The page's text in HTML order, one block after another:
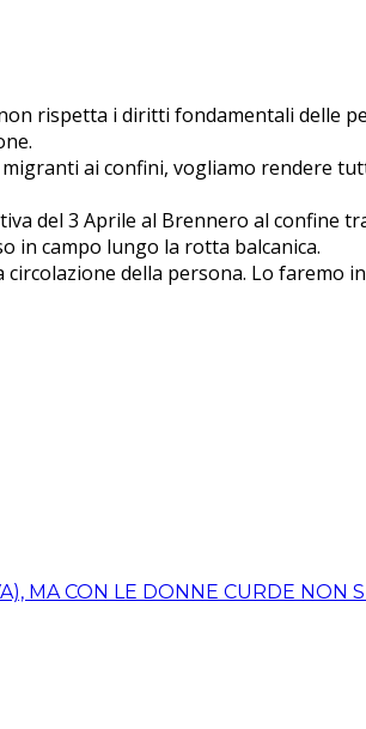
rispetta i diritti fondamentali delle
ai confini, vogliamo rendere
del 3 Aprile al Brennero al confine
in campo lungo la rotta balcanica.
della persona. Lo faremo
MA CON LE DONNE CURDE NON